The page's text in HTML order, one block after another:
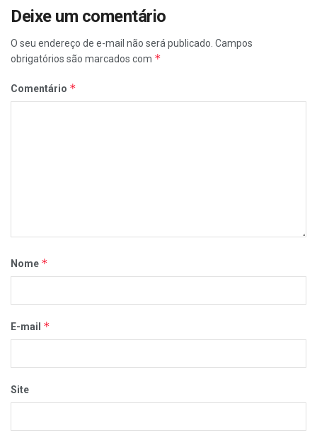
Deixe um comentário
O seu endereço de e-mail não será publicado. Campos
obrigatórios são marcados com *
Comentário *
Nome *
E-mail *
Site